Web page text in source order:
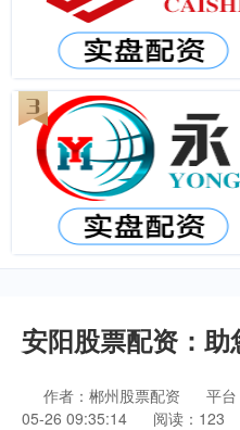
安阳股票配资：
作者：郴州股票配资 平
05-26 09:35:14
阅读：123